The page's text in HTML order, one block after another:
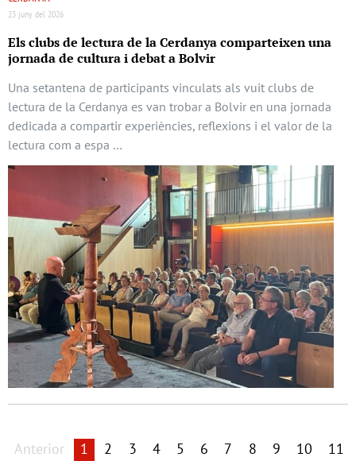
23 juny del 2026
Els clubs de lectura de la Cerdanya comparteixen una
jornada de cultura i debat a Bolvir
Una setantena de participants vinculats als vuit clubs de
lectura de la Cerdanya es van trobar a Bolvir en una jornada
dedicada a compartir experiències, reflexions i el valor de la
lectura com a espa …
Anterior 1 2 3 4 5 6 7 8 9 10 11